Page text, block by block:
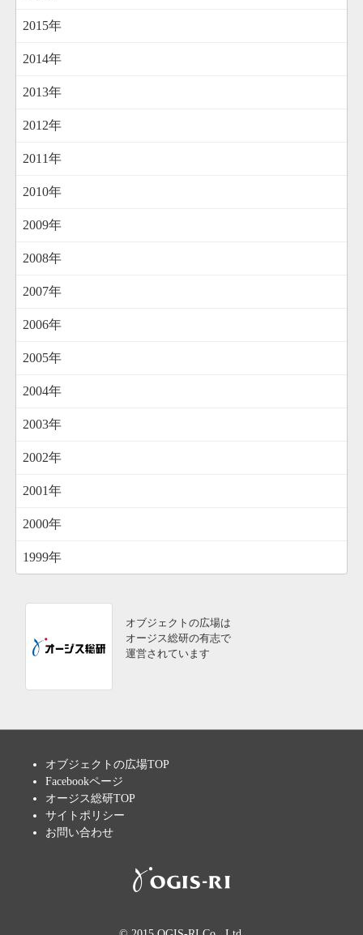
2015年
2014年
2013年
2012年
2011年
2010年
2009年
2008年
2007年
2006年
2005年
2004年
2003年
2002年
2001年
2000年
1999年
オブジェクトの広場は
オージス総研の有志で
運営されています
オブジェクトの広場TOP
Facebookページ
オージス総研TOP
サイトポリシー
お問い合わせ